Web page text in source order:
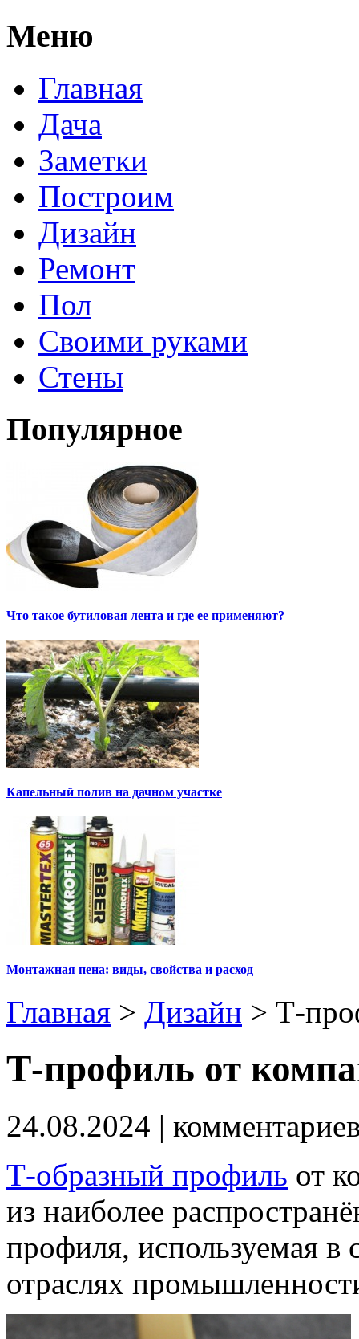
Меню
Главная
Дача
Заметки
Построим
Дизайн
Ремонт
Пол
Своими руками
Стены
Популярное
Что такое бутиловая лента и где ее применяют?
Капельный полив на дачном участке
Монтажная пена: виды, свойства и расход
Главная > Дизайн > Т-
Т-профиль от
24.08.2024 |
Т-образный профиль от
из наиболее
профиля, используемая в
отраслях